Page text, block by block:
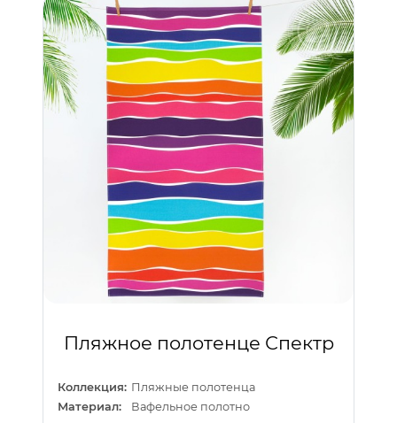
Пляжное полотенце Спектр
Коллекция: Пляжные полотенца
Материал:
Вафельное полотно